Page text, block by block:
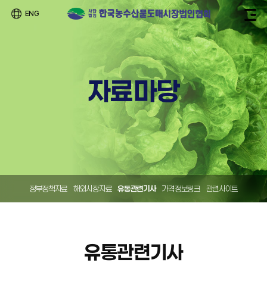
ENG
자료마당
정부정책자료 해외시장자료 유통관련기사 가격정보링크 관련사이트
유통관련기사